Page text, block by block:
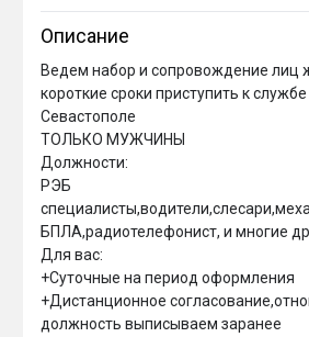
Описание
Ведем набор и сопровождение лиц
короткие сроки приступить к
Севастополе
ТОЛЬКО МУЖЧИНЫ
Должности:
РЭБ
БПЛА,радиотелефонист, и многие
Для вас:
+Суточные на период оформления
+Дистанционное
должность выписываем заранее